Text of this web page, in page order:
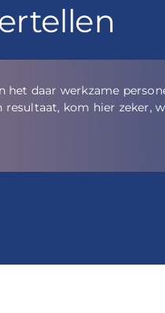
advies gegeven